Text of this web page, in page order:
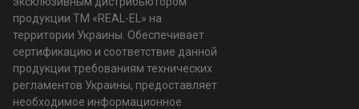
продукции ТМ «REAL-EL» на
территории Украины. Обеспечивает
сертификацию и соответствие данной
продукции требованиям технических
регламентов Украины, предоставляет
необходимое информационное